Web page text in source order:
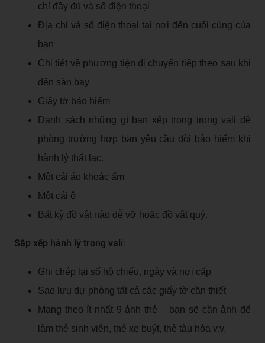
chỉ đầy đủ và số điện thoại
Địa chỉ và số điện thoại tại nơi đến cuối cùng của
bạn
Chi tiết về phương tiện di chuyển tiếp theo sau khi
đến sân bay
Giấy tờ bảo hiểm
Danh sách những gì bạn xếp trong trong vali đề
phòng trường hợp bạn yêu cầu đòi bảo hiểm khi
hành lý thất lạc.
Một cái áo khoác ấm
Một cái ô
Bất kỳ đồ vật nào dễ vỡ hoặc đồ vật quý.
Sắp xếp hành lý trong vali:
Ghi chép lại số hộ chiếu, ngày và nơi cấp
Sao lưu dự phòng tất cả các giấy tờ cần thiết
Mang theo ít nhất 9 ảnh thẻ – bạn sẽ cần ảnh để
làm thẻ sinh viên, thẻ xe buýt, thẻ tàu hỏa v.v.